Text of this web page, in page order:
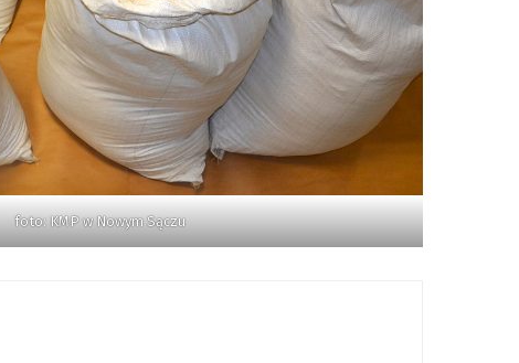
foto: KMP w Nowym Sączu